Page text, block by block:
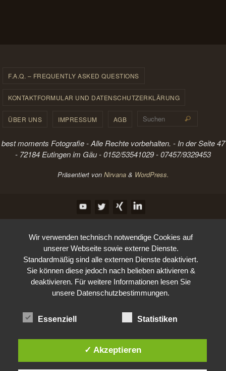
F.A.Q. – FREQUENTLY ASKED QUESTIONS
KONTAKTFORMULAR UND DATENSCHUTZERKLÄRUNG
ÜBER UNS IMPRESSUM AGB Suchen
best moments Fotografie - Alle Rechte vorbehalten. - In der Seite 47
- 72184 Eutingen im Gäu - 0152/53541029 - 07457/9329453
Präsentiert von Nirvana& WordPress.
Wir verwenden technisch notwendige Cookies auf
unserer Webseite sowie externe Dienste.
Standardmäßig sind alle externen Dienste deaktiviert.
Sie können diese jedoch nach belieben aktivieren &
deaktivieren. Für weitere Informationen lesen Sie
unsere Datenschutzbestimmungen.
Essenziell Statistiken
✓ Akzeptieren